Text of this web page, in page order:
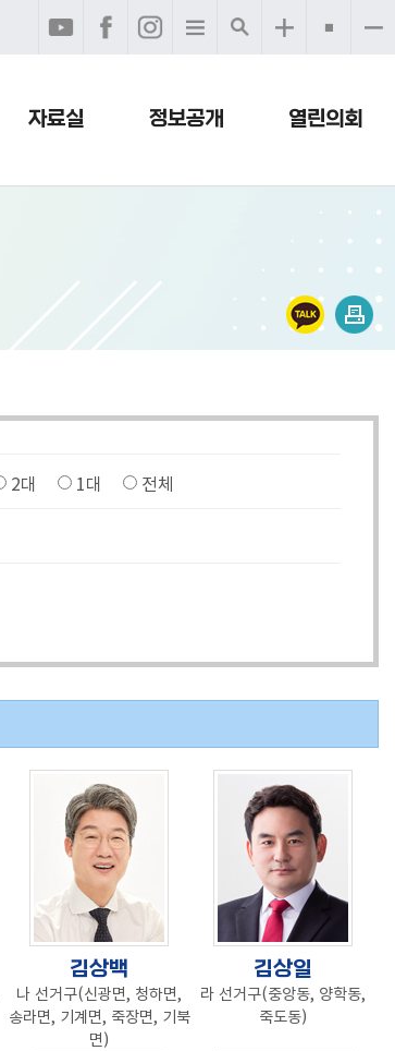
자료실 정보공개 열린의회
2대 1대 전체
김상백
나 선거구(신광면, 청하면,
송라면, 기계면, 죽장면, 기북
면)
김상일
라 선거구(중앙동, 양학동,
죽도동)